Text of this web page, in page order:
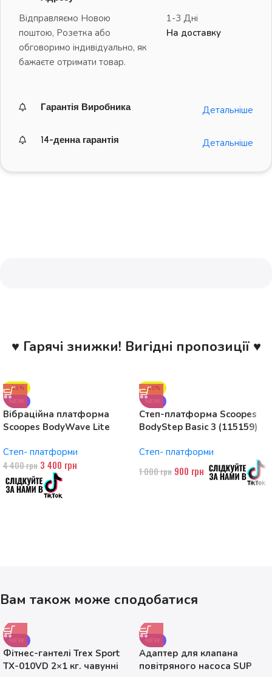
Відправляємо Новою
поштою, Розетка або
обговоримо індивідуально, як
бажаєте отримати товар.
1-3 Дні
На доставку
Гарантія Виробника Детальніше
14-денна гарантія Детальніше
♥ Гарячі знижки! Вигідні пропозиції ♥
-23%
NEW
Вібраційна платформа
Scoopes BodyWave Lite
Степ- платформи
4 400грн 3 400 грн
-10%
NEW
Степ-платформа Scoopes
BodyStep Basic 3 (115159)
рівні
Степ- платформи
1 000грн 900 грн
Вам також може сподобатися
NEW
Фітнес-гантелі Trex Sport
TX-010VD 2×1 кг. чавунні
NEW
Адаптер для клапана
повітряного насоса SUP